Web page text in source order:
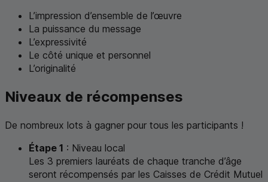
L’impression d’ensemble de l’œuvre
La puissance du message
L’expressivité
Le côté unique et personnel
L’originalité
Niveaux de récompenses
De nombreux lots à gagner pour tous les participants !
Étape 1 : Niveau local
Les 3 premiers lauréats de chaque tranche d’âge
seront récompensés par les Caisses de Crédit Mutuel